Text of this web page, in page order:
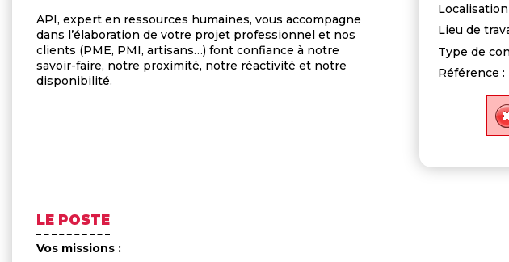
Localisation
Lieu de
Type de
Référence :
API, expert en ressources humaines, vous accompagne
dans l’élaboration de votre projet professionnel et nos
clients (PME, PMI, artisans…) font confiance à notre
savoir-faire, notre proximité, notre réactivité et notre
disponibilité.
LE POSTE
Vos missions :